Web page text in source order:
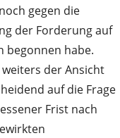
gegen die
der Forderung auf
begonnen habe.
der Ansicht
auf die Frage
Frist nach